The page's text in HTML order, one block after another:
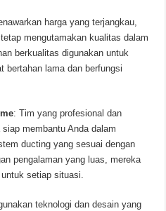
harga yang terjangkau,
mengutamakan kualitas dalam
berkualitas digunakan untuk
bertahan lama dan berfungsi
: Tim yang profesional dan
membantu Anda dalam
ducting yang sesuai dengan
pengalaman yang luas, mereka
setiap situasi.
teknologi dan desain yang